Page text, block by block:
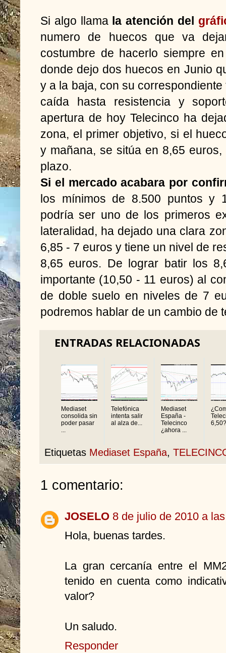
Si algo llama la atención del
numero de huecos que va
costumbre de hacerlo siempre
donde dejo dos huecos en Junio
y a la baja, con su
caída hasta resistencia y
apertura de hoy Telecinco ha
zona, el primer objetivo, si el
y mañana, se sitúa en 8,65
plazo.
Si el mercado acabara por
los mínimos de 8.500 puntos y
podría ser uno de los primeros
lateralidad, ha dejado una clara
6,85 - 7 euros y tiene un nivel de
8,65 euros. De lograr batir los
importante (10,50 - 11 euros) al
de doble suelo en niveles de 7
podremos hablar de un cambio de
ENTRADAS RELACIONADAS
Mediaset
consolida sin
poder pasar
...
Telefónica
intenta salir
al alza de...
Mediaset
España -
Telecinco
¿ahora ...
6,50?
Etiquetas Mediaset España,
1 comentario:
JOSELO 8 de julio de 2010 a
Hola, buenas tardes.
La gran cercanía entre el
tenido en cuenta como
valor?
Un saludo.
Responder